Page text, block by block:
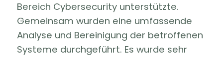
Bereich Cybersecurity unterstützte.
Gemeinsam wurden eine umfassende
Analyse und Bereinigung der betroffenen
Systeme durchgeführt. Es wurde sehr